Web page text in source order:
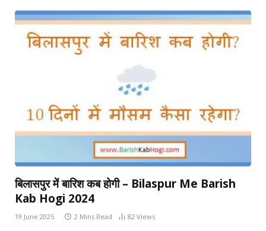
बिलासपुर में बारिश कब होगी – Bilaspur Me Barish
Kab Hogi 2024
19 June 2025 2 Mins Read 82 Views